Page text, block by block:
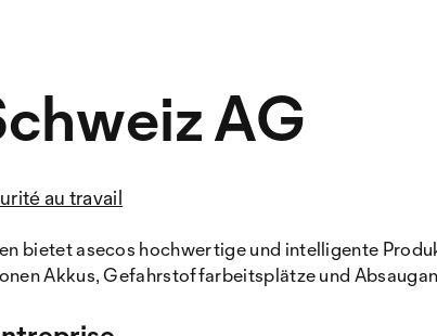
AG
au travail
bietet asecos hochwertige und intelligente
Akkus, Gefahrstoffarbeitsplätze und